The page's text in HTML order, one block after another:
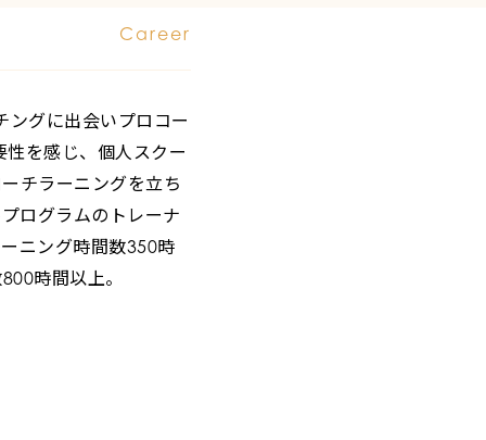
Career
ングに出会いプロコー
を感じ、個人スクー
チラーニングを立ち
ログラムのトレーナ
ニング時間数350時
時間以上。